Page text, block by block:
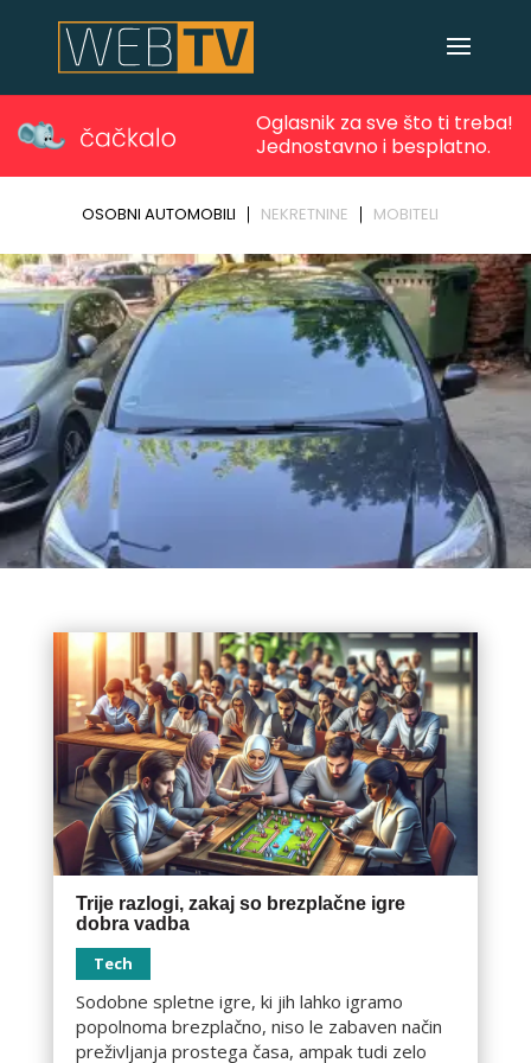
Trije razlogi, zakaj so brezplačne igre
dobra vadba
Tech
Sodobne spletne igre, ki jih lahko igramo
popolnoma brezplačno, niso le zabaven način
preživljanja prostega časa, ampak tudi zelo